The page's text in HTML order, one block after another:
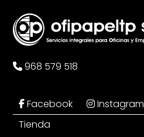
968 579 518
Facebook Instagram
Tienda